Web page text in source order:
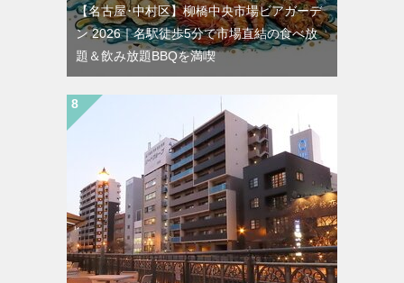
【名古屋･中村区】柳橋中央市場ビアガーデ
ン 2026｜名駅徒歩5分で市場直結の食べ放
題＆飲み放題BBQを満喫